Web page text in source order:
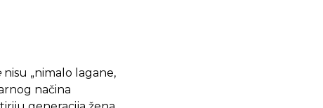
nisu „nimalo lagane,
načina